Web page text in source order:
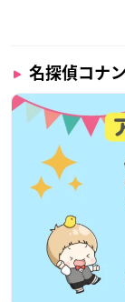
名探偵コナ